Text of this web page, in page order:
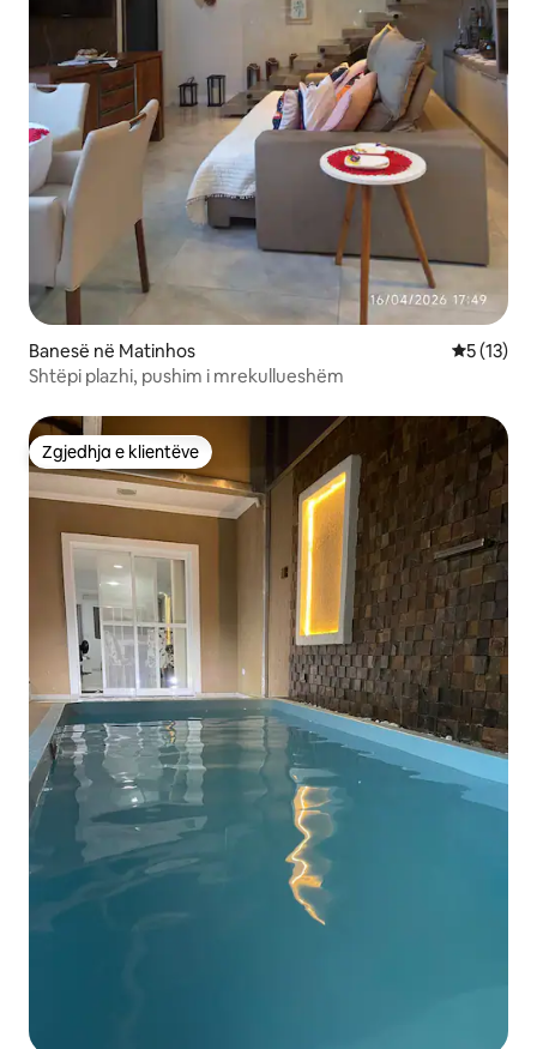
Banesë në Matinhos Vlerësimi
5 (13)
Shtëpi plazhi, pushim i mrekullueshëm
Zgjedhja e klientëve
Zgjedhja e klientëve